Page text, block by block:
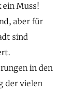
ein Muss!
aber für
sind
in den
der vielen